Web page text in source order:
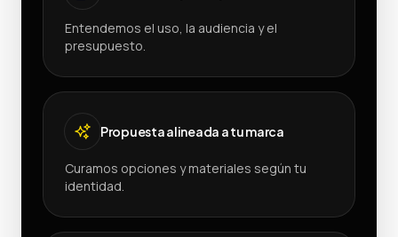
Entendemos el uso, la audiencia y el
presupuesto.
Propuesta alineada a tu marca
Curamos opciones y materiales según tu
identidad.